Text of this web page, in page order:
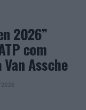
2026”
com
Assche